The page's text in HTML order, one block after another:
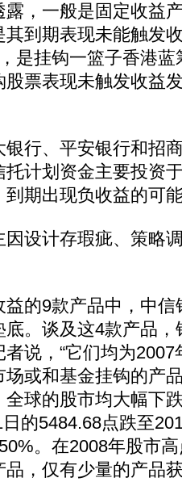
，一般是固定收益
到期表现未能触发
是挂钩一篮子香港
票表现未触发收益
、平安银行和招
计划资金主要投资
期出现负收益的可
设计存瑕疵、策略
9款产品中，中信
。谈及这4款产品
说，“它们均为
或和基金挂钩的产
球的股市均大幅下
的5484.68点跌至
。在2008年股市
，仅有少量的产品